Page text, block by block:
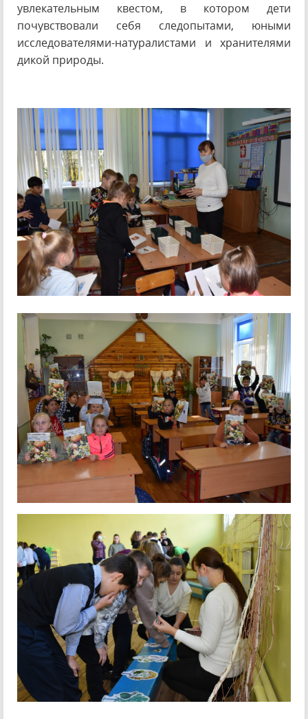
увлекательным квестом, в котором дети
почувствовали себя следопытами, юными
исследователями-натуралистами и хранителями
дикой природы.